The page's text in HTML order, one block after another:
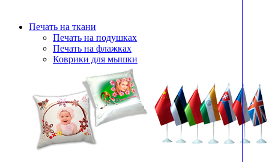
Печать на ткани
Печать на подушках
Печать на флажках
Коврики для мышки